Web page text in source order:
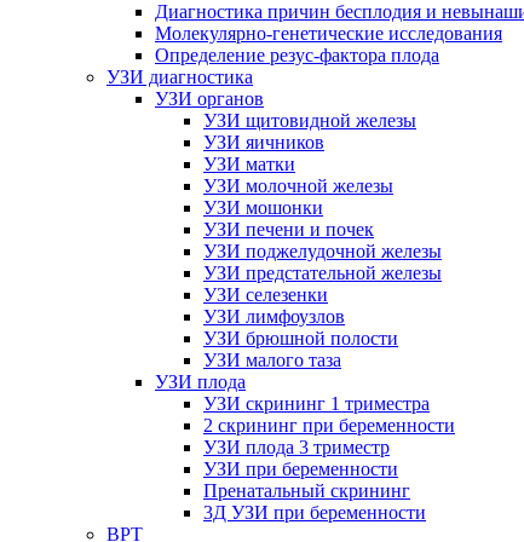
Диагностика причин бесплодия и
Молекулярно-генетические исследования
Определение резус-фактора плода
УЗИ диагностика
УЗИ органов
УЗИ щитовидной железы
УЗИ яичников
УЗИ матки
УЗИ молочной железы
УЗИ мошонки
УЗИ печени и почек
УЗИ поджелудочной железы
УЗИ предстательной железы
УЗИ селезенки
УЗИ лимфоузлов
УЗИ брюшной полости
УЗИ малого таза
УЗИ плода
УЗИ скрининг 1 триместра
2 скрининг при беременности
УЗИ плода 3 триместр
УЗИ при беременности
Пренатальный скрининг
3Д УЗИ при беременности
ВРТ